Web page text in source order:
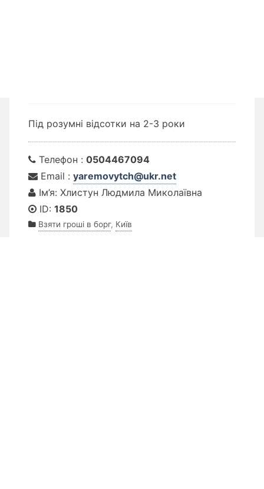
Під розумні відсотки на 2-3 роки
Телефон : 0504467094
Email : yaremovytch@ukr.net
Ім’я: Хлистун Людмила Миколаївна
ID: 1850
Взяти гроші в борг, Київ